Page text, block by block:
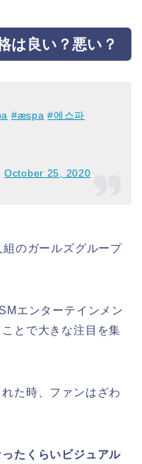
は良い？悪い？
#æspa #에스파
October 25, 2020
組のガールズグループ
エンターテインメン
とで大きな注目を集
た時、ファンはざわ
たくらいビジュアル